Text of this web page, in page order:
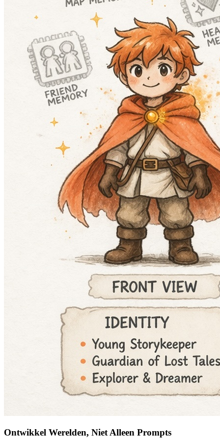
Ontwikkel Werelden, Niet Alleen Prompts